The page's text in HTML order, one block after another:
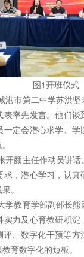
图1开班仪式
港市第二中学苏洪
表率先发言。他们
一定会潜心求学、
开颜主任作动员讲
求，潜心学习，认
。
学教育学部副部长
实力及心育教研积
、数字化干预等
育数字化的短板。